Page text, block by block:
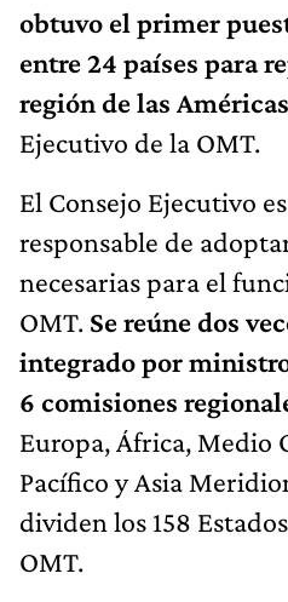
obtuvo el primer
entre 24 países para
región de las Américas
Ejecutivo de la OMT.
El Consejo Ejecutivo
responsable de
necesarias para el
OMT. Se reúne dos
integrado por
6 comisiones
Europa, África, Medio
Pacífico y Asia
dividen los 158
OMT.